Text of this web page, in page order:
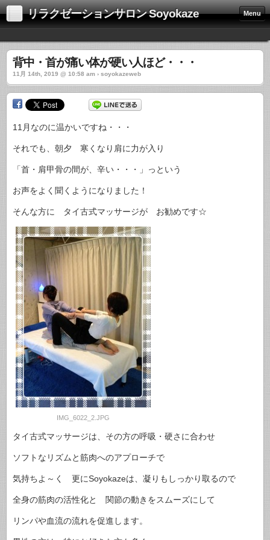
リラクゼーションサロン Soyokaze Menu
背中・首が痛い体が硬い人ほど・・・
11月 14th, 2019 @ 10:58 am › soyokazeweb
11月なのに温かいですね・・・
それでも、朝夕 寒くなり肩に力が入り
「首・肩甲骨の間が、辛い・・・」っという
お声をよく聞くようになりました！
そんな方に タイ古式マッサージが お勧めです☆
IMG_6022_2.JPG
タイ古式マッサージは、その方の呼吸・硬さに合わせ
ソフトなリズムと筋肉へのアプローチで
気持ちよ～く 更にSoyokazeは、凝りもしっかり取るので
全身の筋肉の活性化と 関節の動きをスムーズにして
リンパや血流の流れを促進します。